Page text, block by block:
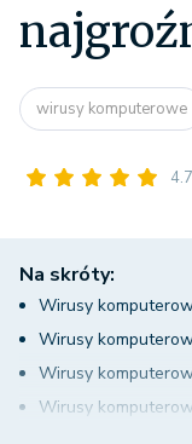
wirusy komputerowe
Na skróty:
Wirusy
Wirusy
Wirusy
Wirusy